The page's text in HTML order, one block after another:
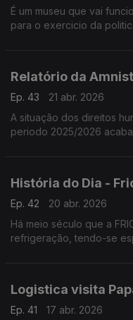
É um museu que vai
para o exercicio da
Relatório da
Ep. 43
21 abr. 2026
A situação dos direitos
periodo 2025/2026
História do Dia -
Ep. 42
20 abr. 2026
Há meio século que a
refrigeração, tendo-se
Logistica visita
Ep. 41
17 abr. 2026